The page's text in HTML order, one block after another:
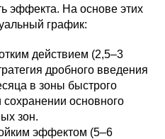
эффекта. На основе этих
график:
действием (2,5–3
дробного введения
в зоны быстрого
основного
зон.
эффектом (5–6